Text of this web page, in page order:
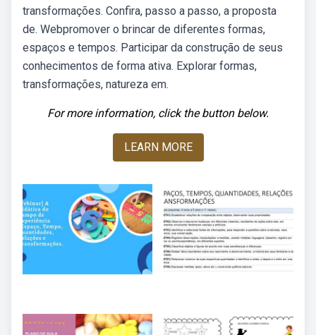
transformações. Confira, passo a passo, a proposta
de. Webpromover o brincar de diferentes formas,
espaços e tempos. Participar da construção de seus
conhecimentos de forma ativa. Explorar formas,
transformações, natureza em.
For more information, click the button below.
LEARN MORE